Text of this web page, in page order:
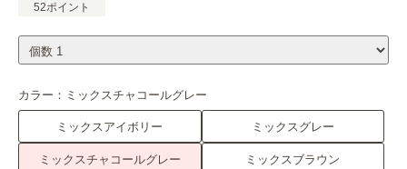
52ポイント
カラー： ミックスチャコールグレー
ミックスアイボリー ミックスグレー
ミックスチャコールグレー ミックスブラウン